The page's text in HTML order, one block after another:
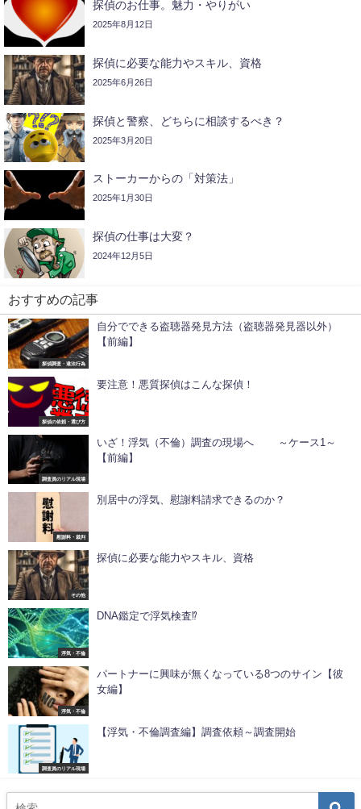
探偵のお仕事。魅力・やりがい
2025年8月12日
探偵に必要な能力やスキル、資格
2025年6月26日
探偵と警察、どちらに相談するべき？
2025年3月20日
ストーカーからの「対策法」
2025年1月30日
探偵の仕事は大変？
2024年12月5日
おすすめの記事
探偵調査・違法行為
自分でできる盗聴器発見方法（盗聴器発見器以外）
【前編】
探偵の依頼・選び方
要注意！悪質探偵はこんな探偵！
調査員のリアル現場
いざ！浮気（不倫）調査の現場へ ～ケース1～
【前編】
慰謝料・裁判
別居中の浮気、慰謝料請求できるのか？
その他
探偵に必要な能力やスキル、資格
浮気・不倫
DNA鑑定で浮気検査⁉
浮気・不倫
パートナーに興味が無くなっている8つのサイン【彼
女編】
調査員のリアル現場
【浮気・不倫調査編】調査依頼～調査開始